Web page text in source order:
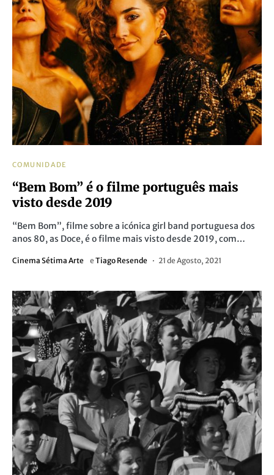
COMUNIDADE
“Bem Bom” é o filme português mais
visto desde 2019
“Bem Bom”, filme sobre a icónica girl band portuguesa dos
anos 80, as Doce, é o filme mais visto desde 2019, com…
Cinema Sétima Arte e Tiago Resende 21 de Agosto, 2021